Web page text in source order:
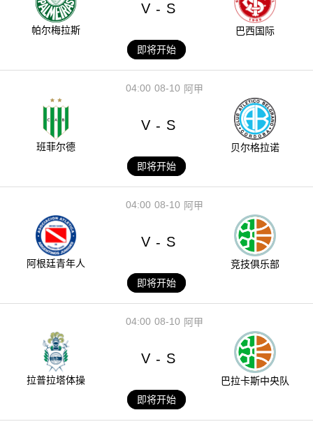
帕尔梅拉斯
V - S
巴西国际
即将开始
08-10
04:00 阿甲
班菲尔德
V - S
贝尔格拉诺
即将开始
08-10
04:00 阿甲
阿根廷青年人
V - S
竞技俱乐部
即将开始
08-10
04:00 阿甲
拉普拉塔体操
V - S
巴拉卡斯中央队
即将开始